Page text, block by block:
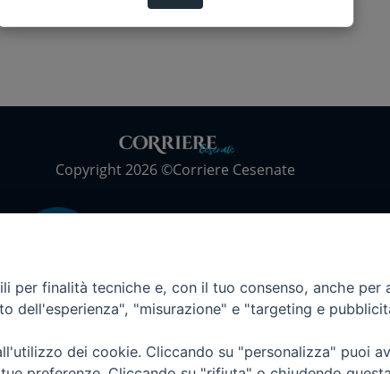
Copyright 2026 ©Corriere Cesenate
per finalità tecniche e, con il tuo consenso, anche per
dell'esperienza", "misurazione" e "targeting e
dei cookie. Cliccando su "personalizza" puoi